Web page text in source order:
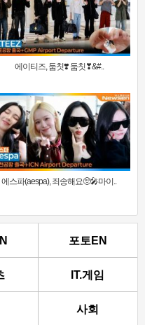
에이티즈, 둠칫❣️ 둠칫❣&#..
에스파(aespa), 죄송해요🥺🎤마이..
포토EN
IT.게임
사회